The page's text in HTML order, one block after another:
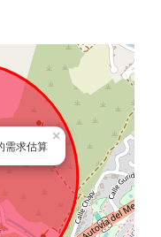
需求估算
×